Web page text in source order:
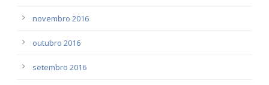
novembro 2016
outubro 2016
setembro 2016